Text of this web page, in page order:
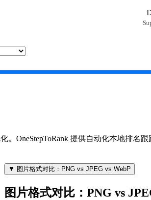
。OneStepToRank 提供自动化本地排名
▼ 图片格式对比：PNG vs JPEG vs WebP
图片格式对比：PNG vs